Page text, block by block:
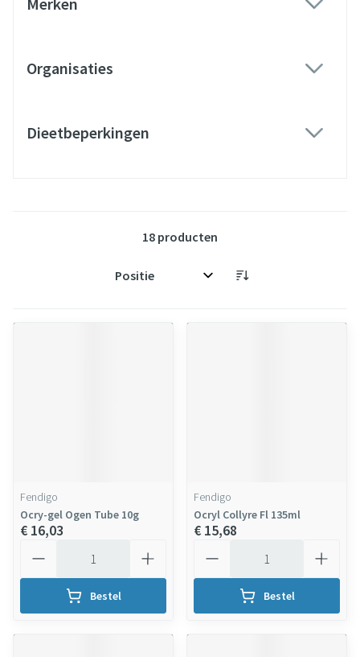
Organisaties
Dieetbeperkingen
18 producten
Sorteer op:
Fendigo
Ocry-gel Ogen Tube 10g
€ 16,03
Bestel
Fendigo
Ocryl Collyre Fl 135ml
€ 15,68
Bestel